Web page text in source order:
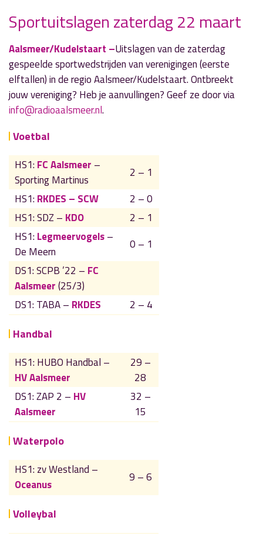
« Vorig nieuwsbericht
Jaarlijks onderhoud Kaagbaan van 24 maart tot
20 maart 2025
Column: 'Aalsmeer: Waar de tijd stilstaat'
23 maart 2025
Sportuitslagen zaterdag 22 maart
Aalsmeer/Kudelstaart –Uitslagen van de zaterdag
gespeelde sportwedstrijden van verenigingen (eerste
elftallen) in de regio Aalsmeer/Kudelstaart. Ontbreekt
jouw vereniging? Heb je aanvullingen? Geef ze door via
info@radioaalsmeer.nl.
Voetbal
HS1: FC Aalsmeer –
Sporting Martinus
2 – 1
HS1: RKDES – SCW
2 – 0
HS1: SDZ – KDO
2 – 1
HS1: Legmeervogels–
De Meern
0 – 1
DS1: SCPB ’22 – FC
Aalsmeer(25/3)
DS1: TABA – RKDES 2 – 4
Handbal
HS1: HUBO Handbal –
HV Aalsmeer
29 –
28
DS1: ZAP 2 – HV
Aalsmeer
32 –
15
Waterpolo
HS1: zv Westland –
Oceanus
9 – 6
Volleybal